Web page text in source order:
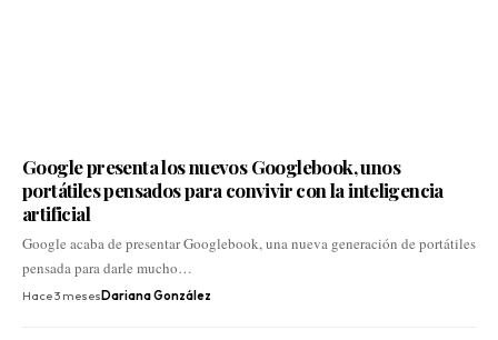
Google presenta los nuevos Googlebook, unos
portátiles pensados para convivir con la inteligencia
artificial
Google acaba de presentar Googlebook, una nueva generación de portátiles
pensada para darle mucho…
Hace 3 meses Dariana González